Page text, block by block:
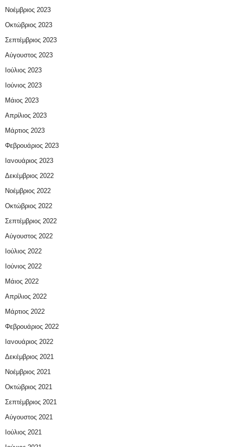
Νοέμβριος 2023
Οκτώβριος 2023
Σεπτέμβριος 2023
Αύγουστος 2023
Ιούλιος 2023
Ιούνιος 2023
Μάιος 2023
Απρίλιος 2023
Μάρτιος 2023
Φεβρουάριος 2023
Ιανουάριος 2023
Δεκέμβριος 2022
Νοέμβριος 2022
Οκτώβριος 2022
Σεπτέμβριος 2022
Αύγουστος 2022
Ιούλιος 2022
Ιούνιος 2022
Μάιος 2022
Απρίλιος 2022
Μάρτιος 2022
Φεβρουάριος 2022
Ιανουάριος 2022
Δεκέμβριος 2021
Νοέμβριος 2021
Οκτώβριος 2021
Σεπτέμβριος 2021
Αύγουστος 2021
Ιούλιος 2021